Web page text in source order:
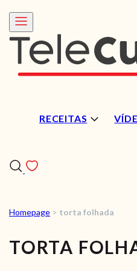
RECEITAS
Homepage > torta folhada
TORTA